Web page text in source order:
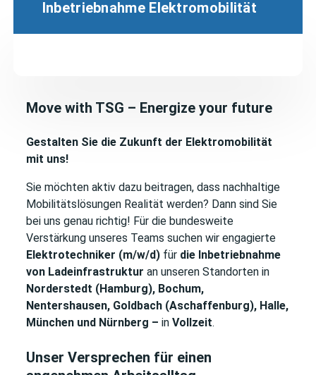
Inbetriebnahme Elektromobilität
Move with TSG – Energize your future
Gestalten Sie die Zukunft der Elektromobilität
mit uns!
Sie möchten aktiv dazu beitragen, dass nachhaltige
Mobilitätslösungen Realität werden? Dann sind Sie
bei uns genau richtig! Für die bundesweite
Verstärkung unseres Teams suchen wir engagierte
Elektrotechniker (m/w/d) für die Inbetriebnahme
von Ladeinfrastruktur an unseren Standorten in
Norderstedt (Hamburg), Bochum,
Nentershausen, Goldbach (Aschaffenburg), Halle,
München und Nürnberg – in Vollzeit.
Unser Versprechen für einen